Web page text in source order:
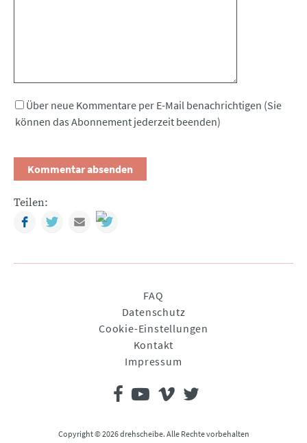
Über neue Kommentare per E-Mail benachrichtigen (Sie
können das Abonnement jederzeit beenden)
Teilen:
FacebookTwitterMail
FAQ
Datenschutz
Cookie-Einstellungen
Kontakt
Impressum
Copyright © 2026 drehscheibe. Alle Rechte vorbehalten